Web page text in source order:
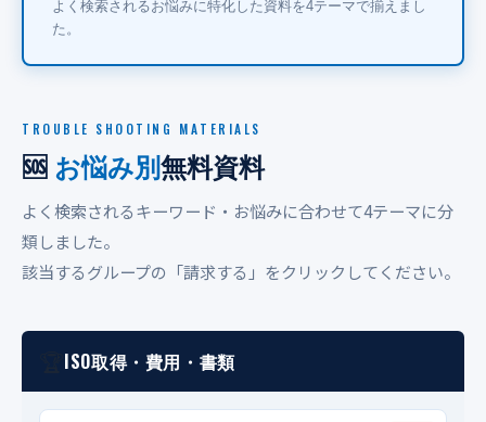
よく検索されるお悩みに特化した資料を4テーマで揃えまし
た。
TROUBLE SHOOTING MATERIALS
🆘 お悩み別無料資料
よく検索されるキーワード・お悩みに合わせて4テーマに分
類しました。
該当するグループの「請求する」をクリックしてください。
ISO取得・費用・書類